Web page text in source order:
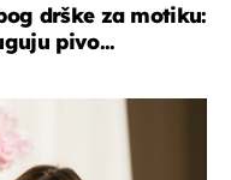
drške za motiku:
pivo...